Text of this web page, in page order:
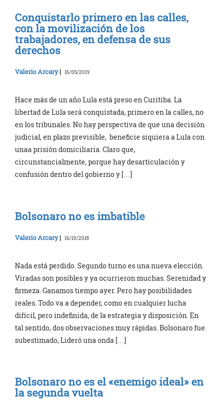
Conquistarlo primero en las calles,
con la movilización de los
trabajadores, en defensa de sus
derechos
Valerio Arcary| 16/05/2019
Hace más de un año Lula está preso en Curitiba. La
libertad de Lula será conquistada, primero en la calles, no
en los tribunales. No hay perspectiva de que una decisión
judicial, en plazo previsible, beneficie siquiera a Lula con
unaa prisión domiciliaria. Claro que,
circunstancialmente, porque hay desarticulación y
confusión dentro del gobierno y […]
Bolsonaro no es imbatible
Valerio Arcary| 16/10/2018
Nada está perdido. Segundo turno es una nueva elección.
Viradas son posibles y ya ocurrieron muchas. Serenidad y
firmeza. Ganamos tiempo ayer. Pero hay posibilidades
reales. Todo va a depender, como en cualquier lucha
difícil, pero indefinida, de la estrategia y disposición. En
tal sentido, dos observaciones muy rápidas. Bolsonaro fue
subestimado, Lideró una onda […]
Bolsonaro no es el «enemigo ideal» en
la segunda vuelta